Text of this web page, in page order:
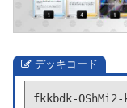
デッキコード
fkkbdk-OShMi2-